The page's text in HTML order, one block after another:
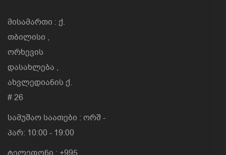
მისამართი : ქ.
თბილისი ,
ორხევის
დასახლება ,
ახვლედიანის ქ.
# 26
სამუშაო საათები : ორშ -
პარ: 10:00 - 19:00